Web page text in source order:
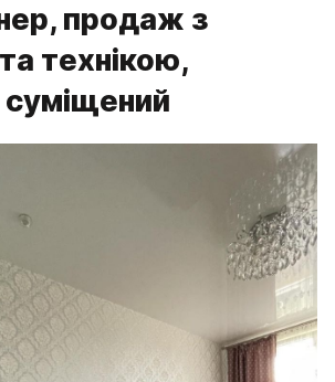
продаж з
технікою,